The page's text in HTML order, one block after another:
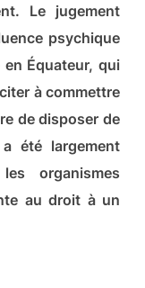
Le jugement
psychique
Équateur, qui
à commettre
de disposer de
été largement
organismes
au droit à un